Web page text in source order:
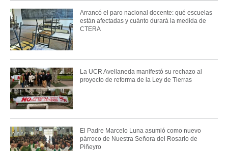
Arrancó el paro nacional docente: qué escuelas
están afectadas y cuánto durará la medida de
CTERA
La UCR Avellaneda manifestó su rechazo al
proyecto de reforma de la Ley de Tierras
El Padre Marcelo Luna asumió como nuevo
párroco de Nuestra Señora del Rosario de
Piñeyro